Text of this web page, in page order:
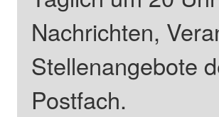
Nachrichten,
Stellenangebote
Postfach.